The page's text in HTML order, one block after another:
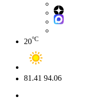
20°C
81.41 94.06